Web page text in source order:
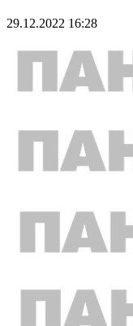
29.12.2022 16:28